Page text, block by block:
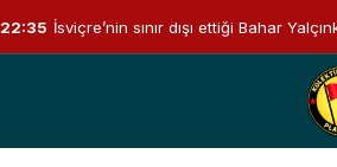
22:35 İsviçre’nin sınır dışı ettiği Bahar